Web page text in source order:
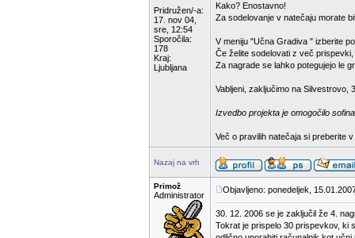
Pridružen/-a:
17. nov 04,
sre, 12:54
Sporočila:
178
Kraj:
Ljubljana
Kako? Enostavno!
Za sodelovanje v natečaju morate
V meniju "Učna Gradiva " izberite
Če želite sodelovati z več
Za nagrade se lahko potegujejo le
Vabljeni, zaključimo na Silvestrovo,
Izvedbo projekta je omogočilo
Več o pravilih natečaja si preberite v
Nazaj na vrh
Primož
Administrator
Objavljeno: ponedeljek,
30. 12. 2006 se je zaključil že 4.
Tokrat je prispelo 30 prispevkov, ki